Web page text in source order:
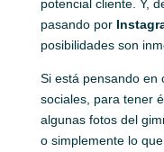
potencial cliente. Y,
pasando por
posibilidades son
Si está pensando en
sociales, para tener
algunas fotos del
o simplemente lo